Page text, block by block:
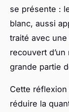
se présente :
blanc, aussi
traité avec
recouvert
grande partie
Cette réflexion
réduire la